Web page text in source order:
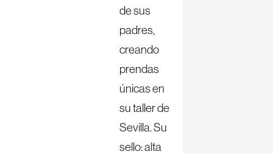
de sus
padres,
creando
prendas
únicas en
su taller de
Sevilla. Su
sello: alta